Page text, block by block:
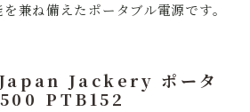
兼ね備えたポータブル電源です。
Jackery ポータ
PTB152